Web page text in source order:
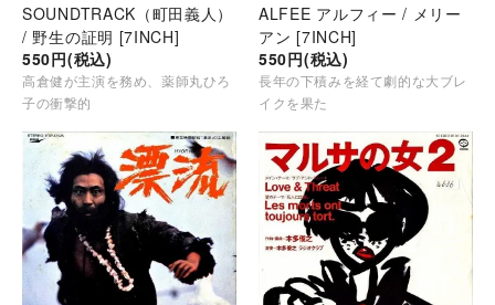
SOUNDTRACK（町田義人）
/ 野生の証明 [7INCH]
550円(税込)
高倉健が主演を務め、薬師丸ひろ
子の衝撃的
ALFEE アルフィー / メリー
アン [7INCH]
550円(税込)
長年の下積みを経て劇的な大ブレ
イクを果た